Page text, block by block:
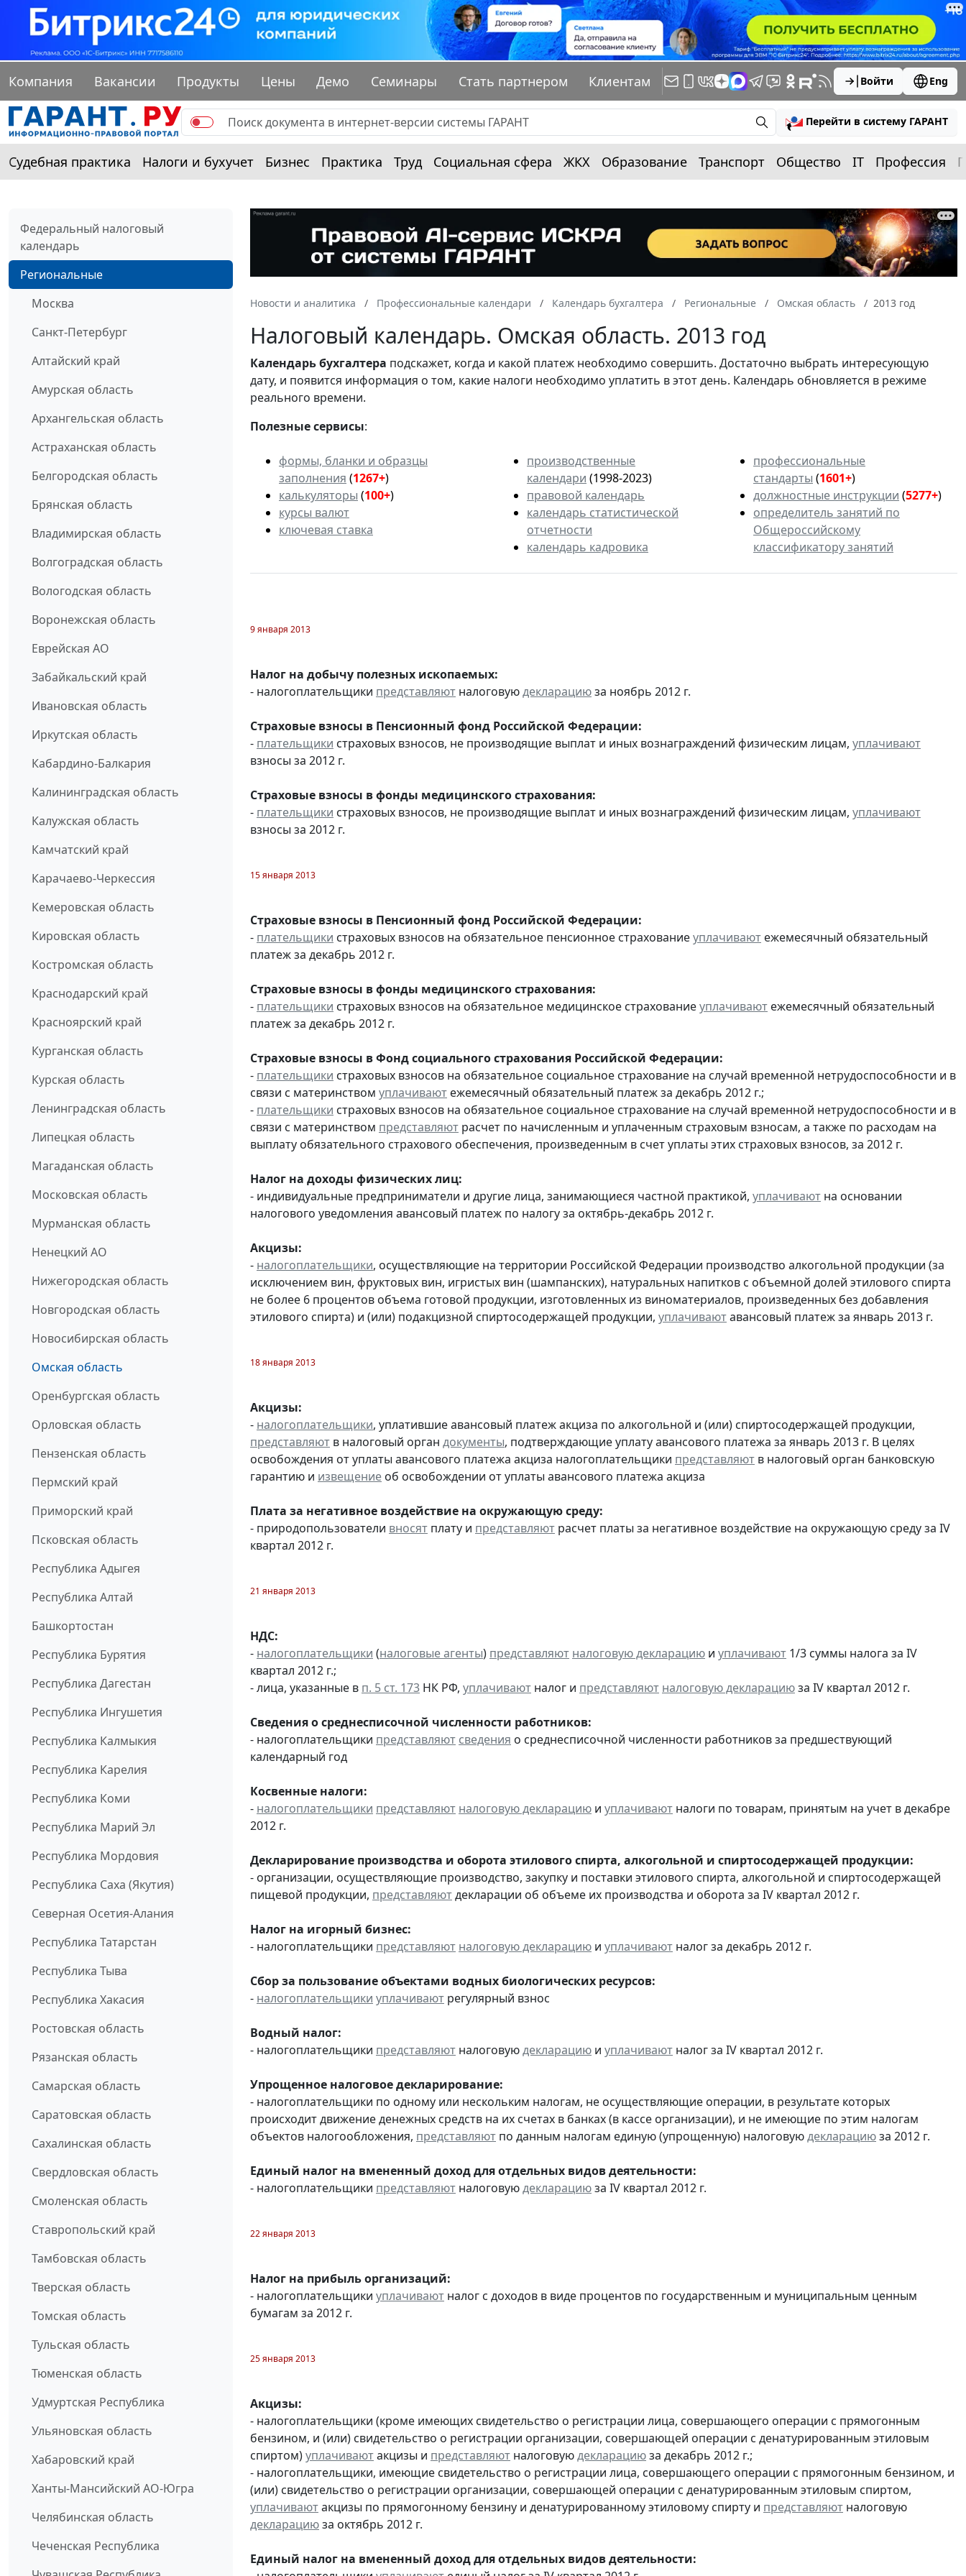
Компания Вакансии Продукты Цены Демо Семинары Стать партнером Клиентам Войти Eng
Перейти в систему ГАРАНТ
Судебная практика Налоги и бухучет Бизнес Практика Труд Социальная сфера ЖКХ Образование Транспорт Общество IT Профессия
Федеральный налоговый
календарь
Региональные
Москва
Санкт-Петербург
Алтайский край
Амурская область
Архангельская область
Астраханская область
Белгородская область
Брянская область
Владимирская область
Волгоградская область
Вологодская область
Воронежская область
Еврейская АО
Забайкальский край
Ивановская область
Иркутская область
Кабардино-Балкария
Калининградская область
Калужская область
Камчатский край
Карачаево-Черкессия
Кемеровская область
Кировская область
Костромская область
Краснодарский край
Красноярский край
Курганская область
Курская область
Ленинградская область
Липецкая область
Магаданская область
Московская область
Мурманская область
Ненецкий АО
Нижегородская область
Новгородская область
Новосибирская область
Омская область
Оренбургская область
Орловская область
Пензенская область
Пермский край
Приморский край
Псковская область
Республика Адыгея
Республика Алтай
Башкортостан
Республика Бурятия
Республика Дагестан
Республика Ингушетия
Республика Калмыкия
Республика Карелия
Республика Коми
Республика Марий Эл
Республика Мордовия
Республика Саха (Якутия)
Северная Осетия-Алания
Республика Татарстан
Республика Тыва
Республика Хакасия
Ростовская область
Рязанская область
Самарская область
Саратовская область
Сахалинская область
Свердловская область
Смоленская область
Ставропольский край
Тамбовская область
Тверская область
Томская область
Тульская область
Тюменская область
Удмуртская Республика
Ульяновская область
Хабаровский край
Ханты-Мансийский АО-Югра
Челябинская область
Чеченская Республика
Новости и аналитика Профессиональные календари Календарь бухгалтера Региональные Омская область 2013 год
Налоговый календарь. Омская область. 2013 год
Календарьбухгалтера подскажет, когда и какой платеж необходимо совершить. Достаточно выбрать интересующую
дату, и появится информация о том, какие налоги необходимо уплатить в этот день. Календарь обновляется в режиме
реального времени.
Полезные сервисы:
формы, бланки и образцы
заполнения (1267+)
калькуляторы (100+)
курсы валют
ключевая ставка
производственные
календари (1998-2023)
правовой календарь
календарь статистической
отчетности
календарь кадровика
профессиональные
стандарты (1601+)
должностные инструкции (5277+)
определитель занятий по
Общероссийскому
классификатору занятий
9 января 2013
Налог на добычу полезных ископаемых:
- налогоплательщики представляют налоговуюдекларациюза ноябрь 2012 г.
Страховые взносы в Пенсионный фонд Российской Федерации:
- плательщики страховых взносов, не производящие выплат и иных вознаграждений физическим лицам, уплачивают
взносы за 2012 г.
Страховые взносы в фонды медицинского страхования:
- плательщики страховых взносов, не производящие выплат и иных вознаграждений физическим лицам, уплачивают
взносы за 2012 г.
15 января 2013
Страховые взносы в Пенсионный фонд Российской Федерации:
- плательщики страховых взносов на обязательное пенсионное страхованиеуплачивают ежемесячный обязательный
платеж за декабрь 2012 г.
Страховые взносы в фонды медицинского страхования:
- плательщики страховых взносов на обязательное медицинское страхованиеуплачивают ежемесячный обязательный
платеж за декабрь 2012 г.
Страховые взносы в Фонд социального страхования Российской Федерации:
- плательщики страховых взносов на обязательное социальное страхование на случай временной нетрудоспособности и в
связи с материнством уплачивают ежемесячный обязательный платеж за декабрь 2012 г.;
- плательщики страховых взносов на обязательное социальное страхование на случай временной нетрудоспособности и в
связи с материнством представляют расчет по начисленным и уплаченным страховым взносам, а также по расходам на
выплату обязательного страхового обеспечения, произведенным в счет уплаты этих страховых взносов, за 2012 г.
Налог на доходы физических лиц:
- индивидуальные предприниматели и другие лица, занимающиеся частной практикой, уплачивают на основании
налогового уведомления авансовый платеж по налогу за октябрь-декабрь 2012 г.
Акцизы:
- налогоплательщики, осуществляющие на территории Российской Федерации производство алкогольной продукции (за
исключением вин, фруктовых вин, игристых вин (шампанских), натуральных напитков с объемной долей этилового спирта
не более 6 процентов объема готовой продукции, изготовленных из виноматериалов, произведенных без добавления
этилового спирта) и (или) подакцизной спиртосодержащей продукции, уплачиваютавансовый платеж за январь 2013 г.
18 января 2013
Акцизы:
- налогоплательщики, уплатившие авансовый платеж акциза по алкогольной и (или) спиртосодержащей продукции,
представляют в налоговый орган документы, подтверждающие уплату авансового платежа за январь 2013 г. В целях
освобождения от уплаты авансового платежа акциза налогоплательщики представляют в налоговый орган банковскую
гарантию и извещение об освобождении от уплаты авансового платежа акциза
Плата за негативное воздействие на окружающую среду:
- природопользователи вносят плату и представляют расчет платы за негативное воздействие на окружающую среду за IV
квартал 2012 г.
21 января 2013
НДС:
- налогоплательщики (налоговые агенты) представляют налоговую декларацию и уплачивают 1/3 суммы налога за IV
квартал 2012 г.;
- лица, указанные в п. 5 ст. 173 НК РФ, уплачивают налог и представляют налоговую декларациюза IV квартал 2012 г.
Сведения о среднесписочной численности работников:
- налогоплательщики представляют сведения о среднесписочной численности работников за предшествующий
календарный год
Косвенные налоги:
- налогоплательщики представляют налоговую декларацию и уплачивают налоги по товарам, принятым на учет в декабре
2012 г.
Декларирование производства и оборота этилового спирта, алкогольной и спиртосодержащей продукции:
- организации, осуществляющие производство, закупку и поставки этилового спирта, алкогольной и спиртосодержащей
пищевой продукции, представляютдекларации об объеме их производства и оборота за IV квартал 2012 г.
Налог на игорный бизнес:
- налогоплательщики представляют налоговую декларацию и уплачивают налог за декабрь 2012 г.
Сбор за пользование объектами водных биологических ресурсов:
- налогоплательщики уплачивают регулярный взнос
Водный налог:
- налогоплательщики представляют налоговуюдекларацию и уплачивают налог за IV квартал 2012 г.
Упрощенное налоговое декларирование:
- налогоплательщики по одному или нескольким налогам, не осуществляющие операции, в результате которых
происходит движение денежных средств на их счетах в банках (в кассе организации), и не имеющие по этим налогам
объектов налогообложения, представляют по данным налогам единую (упрощенную) налоговуюдекларациюза 2012 г.
Единый налог на вмененный доход для отдельных видов деятельности:
- налогоплательщики представляют налоговуюдекларациюза IV квартал 2012 г.
22 января 2013
Налог на прибыль организаций:
- налогоплательщики уплачивают налог с доходов в виде процентов по государственным и муниципальным ценным
бумагам за 2012 г.
25 января 2013
Акцизы:
- налогоплательщики (кроме имеющих свидетельство о регистрации лица, совершающего операции с прямогонным
бензином, и (или) свидетельство о регистрации организации, совершающей операции с денатурированным этиловым
спиртом)уплачиваютакцизы и представляют налоговуюдекларациюза декабрь 2012 г.;
- налогоплательщики, имеющие свидетельство о регистрации лица, совершающего операции с прямогонным бензином, и
(или) свидетельство о регистрации организации, совершающей операции с денатурированным этиловым спиртом,
уплачиваютакцизы по прямогонному бензину и денатурированному этиловому спирту и представляют налоговую
декларациюза октябрь 2012 г.
Единый налог на вмененный доход для отдельных видов деятельности: